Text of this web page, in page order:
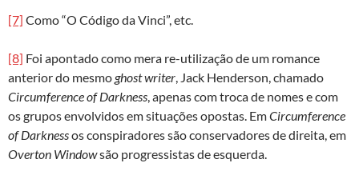
[7] Como “O Código da Vinci”, etc.
[8] Foi apontado como mera re-utilização de um romance
anterior do mesmo ghost writer , Jack Henderson, chamado
Circumference of Darkness , apenas com troca de nomes e com
os grupos envolvidos em situações opostas. EmCircumference
of Darknessos conspiradores são conservadores de direita, em
Overton Windowsão progressistas de esquerda.